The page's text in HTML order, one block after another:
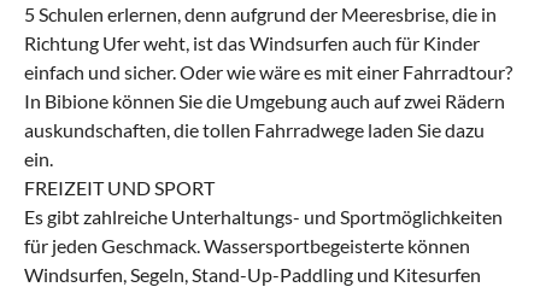
5 Schulen erlernen, denn aufgrund der Meeresbrise, die in
Richtung Ufer weht, ist das Windsurfen auch für Kinder
einfach und sicher. Oder wie wäre es mit einer Fahrradtour?
In Bibione können Sie die Umgebung auch auf zwei Rädern
auskundschaften, die tollen Fahrradwege laden Sie dazu
ein.
FREIZEIT UND SPORT
Es gibt zahlreiche Unterhaltungs- und Sportmöglichkeiten
für jeden Geschmack. Wassersportbegeisterte können
Windsurfen, Segeln, Stand-Up-Paddling und Kitesurfen